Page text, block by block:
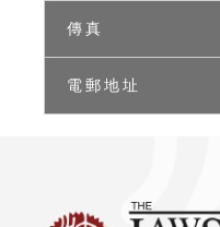
傳 真
電 郵 地 址